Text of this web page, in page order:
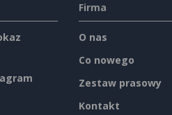
Firma
O nas
Co nowego
Zestaw prasowy
Kontakt